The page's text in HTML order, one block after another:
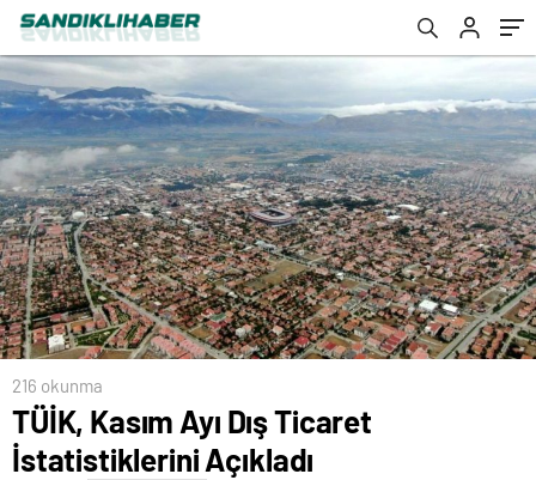
216 okunma
TÜİK, Kasım Ayı Dış Ticaret
İstatistiklerini Açıkladı